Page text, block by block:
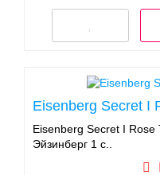
Eisenberg Secret I
Eisenberg Secret I
Эйзинберг 1 с..